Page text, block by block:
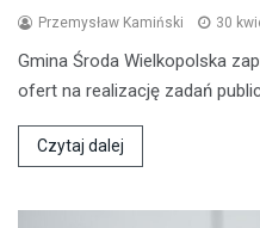
Przemysław Kamiński 30
Gmina Środa Wielkopolska
ofert na realizację zadań
Czytaj dalej